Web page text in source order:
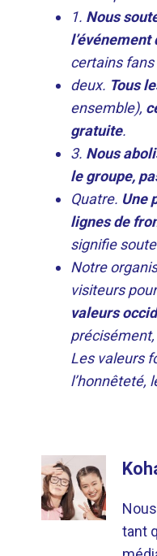
1. Nous
certains
deux. Tous
ensemble),
gratuite.
3. Nous
le groupe,
Quatre. Une
lignes de
signifie
Notre
visiteurs
valeurs
Les valeurs
l’honnêteté,
tant